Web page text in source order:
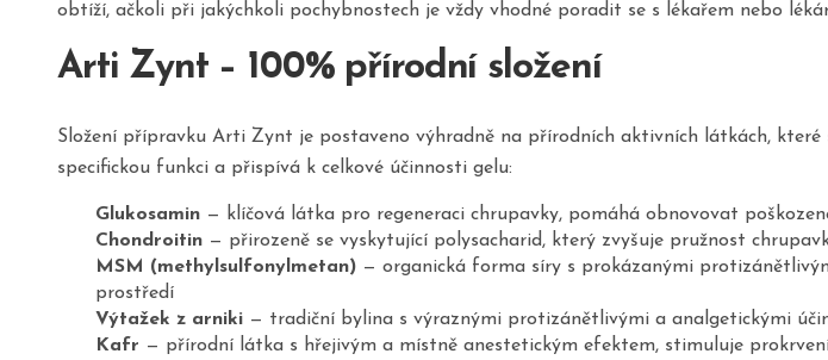
obtíží, ačkoli při jakýchkoli pochybnostech je vždy vhodné poradit se s lékařem nebo
Arti Zynt – 100% přírodní složení
Složení přípravku Arti Zynt je postaveno výhradně na přírodních aktivních látkách,
specifickou funkci a přispívá k celkové účinnosti gelu:
Glukosamin — klíčová látka pro regeneraci chrupavky, pomáhá obnovovat
Chondroitin — přirozeně se vyskytující polysacharid, který zvyšuje pružnost
MSM (methylsulfonylmetan) — organická forma síry s prokázanými
prostředí
Výtažek z arniki — tradiční bylina s výraznými protizánětlivými a analgetickými
Kafr — přírodní látka s hřejivým a místně anestetickým efektem, stimuluje